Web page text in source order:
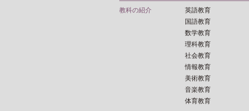
教科の紹介
英語教育
国語教育
数学教育
理科教育
社会教育
情報教育
美術教育
音楽教育
体育教育